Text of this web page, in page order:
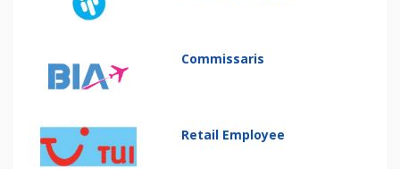
Commissaris
Retail Employee